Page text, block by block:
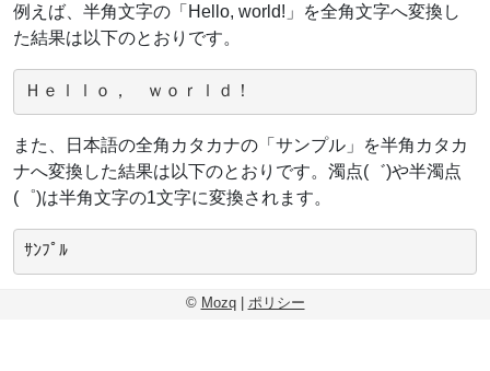
例えば、半角文字の「Hello, world!」を全角文字へ変換し
た結果は以下のとおりです。
Ｈｅｌｌｏ，　ｗｏｒｌｄ！
また、日本語の全角カタカナの「サンプル」を半角カタカ
ナへ変換した結果は以下のとおりです。濁点(゛)や半濁点
(゜)は半角文字の1文字に変換されます。
ｻﾝﾌﾟﾙ
© Mozq| ポリシー